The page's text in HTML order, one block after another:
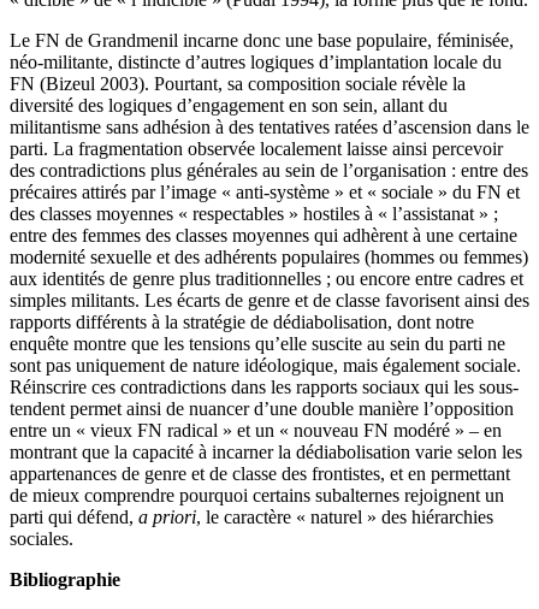
Le FN de Grandmenil incarne donc une base populaire, féminisée,
néo-militante, distincte d’autres logiques d’implantation locale du
FN (Bizeul 2003). Pourtant, sa composition sociale révèle la
diversité des logiques d’engagement en son sein, allant du
militantisme sans adhésion à des tentatives ratées d’ascension dans le
parti. La fragmentation observée localement laisse ainsi percevoir
des contradictions plus générales au sein de l’organisation : entre des
précaires attirés par l’image « anti-système » et « sociale » du FN et
des classes moyennes « respectables » hostiles à « l’assistanat » ;
entre des femmes des classes moyennes qui adhèrent à une certaine
modernité sexuelle et des adhérents populaires (hommes ou femmes)
aux identités de genre plus traditionnelles ; ou encore entre cadres et
simples militants. Les écarts de genre et de classe favorisent ainsi des
rapports différents à la stratégie de dédiabolisation, dont notre
enquête montre que les tensions qu’elle suscite au sein du parti ne
sont pas uniquement de nature idéologique, mais également sociale.
Réinscrire ces contradictions dans les rapports sociaux qui les sous-
tendent permet ainsi de nuancer d’une double manière l’opposition
entre un « vieux FN radical » et un « nouveau FN modéré » – en
montrant que la capacité à incarner la dédiabolisation varie selon les
appartenances de genre et de classe des frontistes, et en permettant
de mieux comprendre pourquoi certains subalternes rejoignent un
parti qui défend, a priori, le caractère « naturel » des hiérarchies
sociales.
Bibliographie